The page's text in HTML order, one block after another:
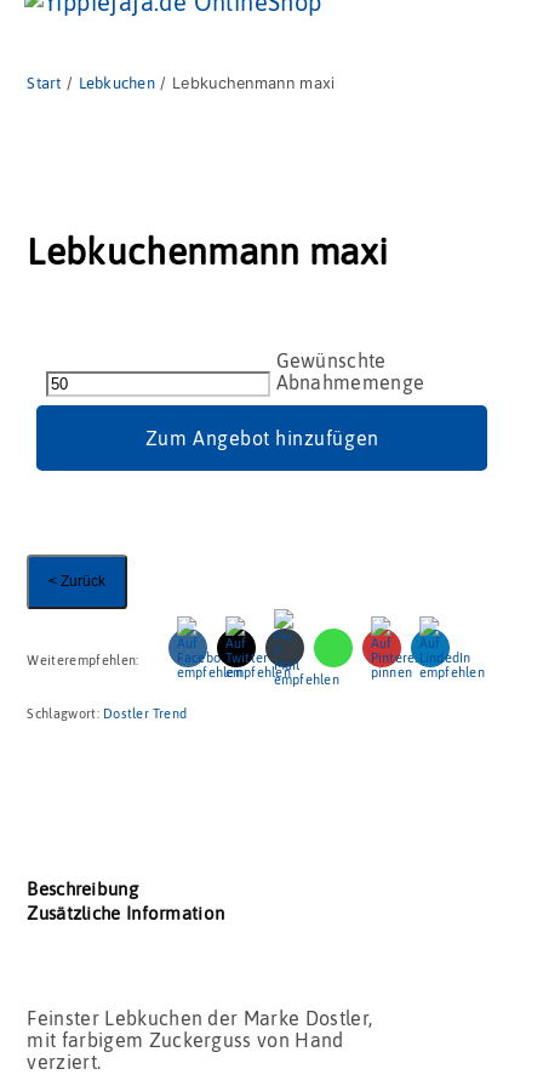
Start / Lebkuchen/ Lebkuchenmann maxi
Lebkuchenmann maxi
maxi
Menge
Zum Angebot hinzufügen
< Zurück
Weiterempfehlen:
Schlagwort: Dostler Trend
Beschreibung
Zusätzliche Information
Feinster Lebkuchen der Marke Dostler,
mit farbigem Zuckerguss von Hand
verziert.